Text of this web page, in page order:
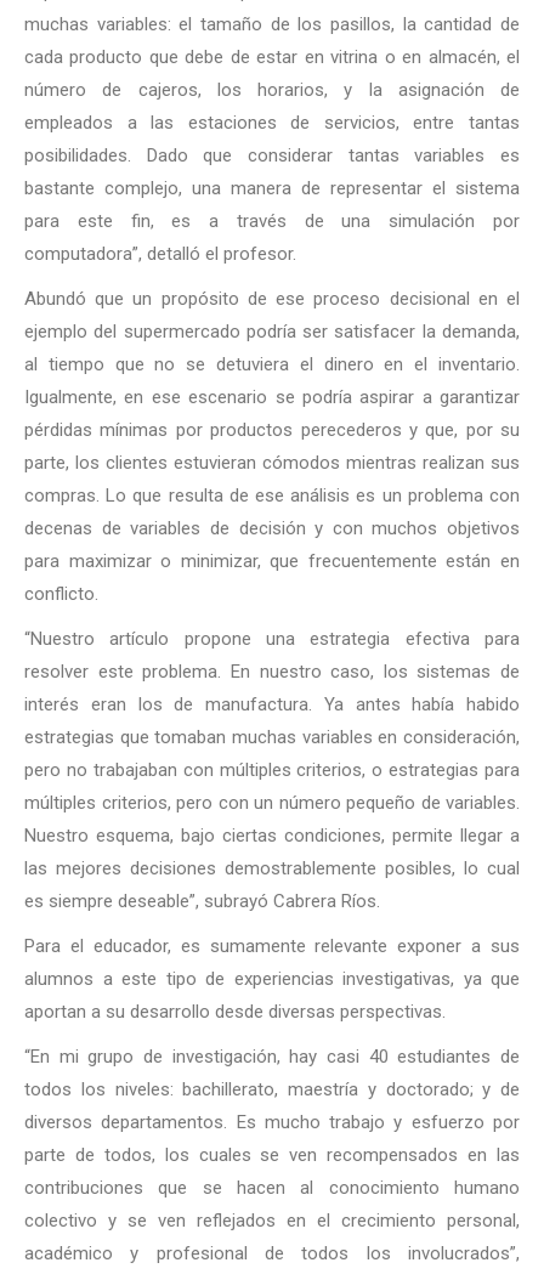
muchas variables: el tamaño de los pasillos, la cantidad de
cada producto que debe de estar en vitrina o en almacén, el
número de cajeros, los horarios, y la asignación de
empleados a las estaciones de servicios, entre tantas
posibilidades. Dado que considerar tantas variables es
bastante complejo, una manera de representar el sistema
para este fin, es a través de una simulación por
computadora”, detalló el profesor.
Abundó que un propósito de ese proceso decisional en el
ejemplo del supermercado podría ser satisfacer la demanda,
al tiempo que no se detuviera el dinero en el inventario.
Igualmente, en ese escenario se podría aspirar a garantizar
pérdidas mínimas por productos perecederos y que, por su
parte, los clientes estuvieran cómodos mientras realizan sus
compras. Lo que resulta de ese análisis es un problema con
decenas de variables de decisión y con muchos objetivos
para maximizar o minimizar, que frecuentemente están en
conflicto.
“Nuestro artículo propone una estrategia efectiva para
resolver este problema. En nuestro caso, los sistemas de
interés eran los de manufactura. Ya antes había habido
estrategias que tomaban muchas variables en consideración,
pero no trabajaban con múltiples criterios, o estrategias para
múltiples criterios, pero con un número pequeño de variables.
Nuestro esquema, bajo ciertas condiciones, permite llegar a
las mejores decisiones demostrablemente posibles, lo cual
es siempre deseable”, subrayó Cabrera Ríos.
Para el educador, es sumamente relevante exponer a sus
alumnos a este tipo de experiencias investigativas, ya que
aportan a su desarrollo desde diversas perspectivas.
“En mi grupo de investigación, hay casi 40 estudiantes de
todos los niveles: bachillerato, maestría y doctorado; y de
diversos departamentos. Es mucho trabajo y esfuerzo por
parte de todos, los cuales se ven recompensados en las
contribuciones que se hacen al conocimiento humano
colectivo y se ven reflejados en el crecimiento personal,
académico y profesional de todos los involucrados”,